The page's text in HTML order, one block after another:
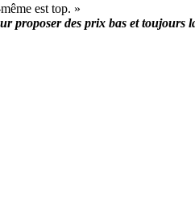
est top. »
proposer des prix bas et toujours